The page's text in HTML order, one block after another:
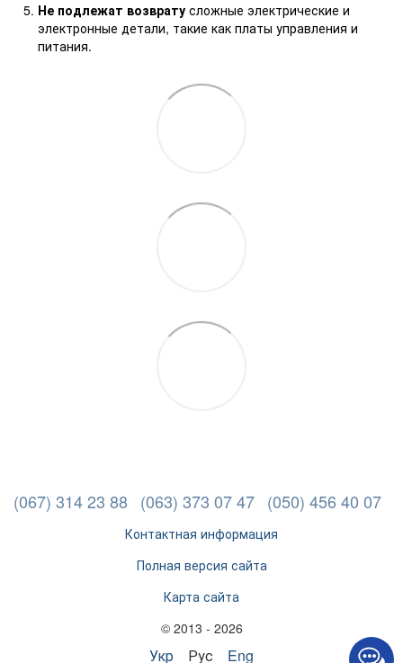
Не подлежат возврату сложные электрические и
электронные детали, такие как платы управления и
питания.
(067) 314 23 88 (063) 373 07 47 (050) 456 40 07
Контактная информация
Полная версия сайта
Карта сайта
© 2013 - 2026
Укр Рус Eng